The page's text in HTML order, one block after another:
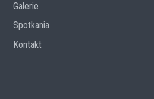
Galerie
Spotkania
Kontakt